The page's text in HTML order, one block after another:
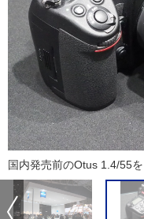
国内発売前のOtus 1.4/55